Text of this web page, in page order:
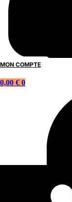
MON COMPTE
0,00 € 0